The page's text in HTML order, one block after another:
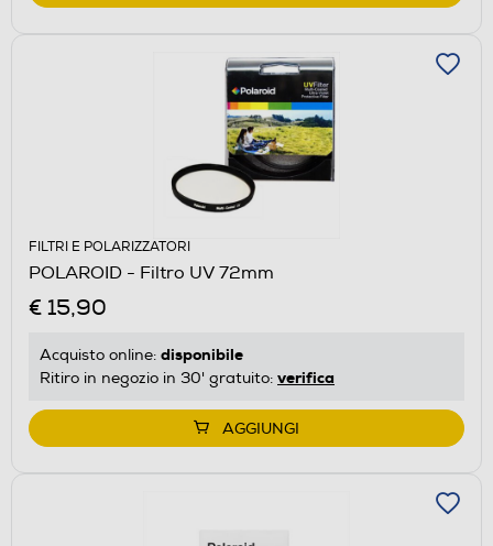
FILTRI E POLARIZZATORI
POLAROID - Filtro UV 72mm
€ 15,90
Acquisto online: disponibile
Ritiro in negozio in 30' gratuito: verifica
AGGIUNGI